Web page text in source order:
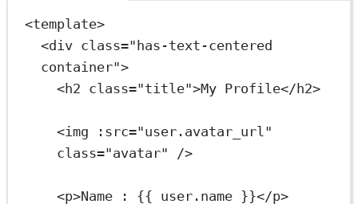
<template>
<div class="has-text-centered
container">
<h2 class="title">My Profile</h2>
<img :src="user.avatar_url"
class="avatar" />
<p>Name : {{ user.name }}</p>